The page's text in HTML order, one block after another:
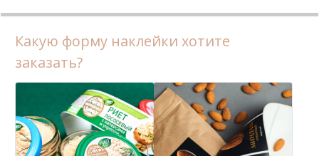
Какую форму наклейки хотите
заказать?